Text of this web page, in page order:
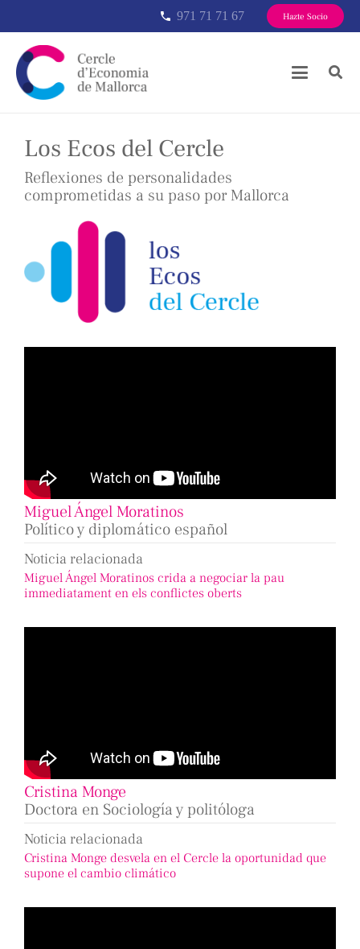
phone 971 71 71 67 Hazte Socio
Los Ecos del Cercle
Reflexiones de personalidades
comprometidas a su paso por Mallorca
Miguel Ángel Moratinos
Político y diplomático español
Noticia relacionada
Miguel Ángel Moratinos crida a negociar la pau
immediatament en els conflictes oberts
Cristina Monge
Doctora en Sociología y politóloga
Noticia relacionada
Cristina Monge desvela en el Cercle la oportunidad que
supone el cambio climático